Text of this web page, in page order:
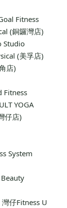
Fitness
(銅鑼灣店)
Studio
(美孚店)
店)
Fitness
YOGA
仔店)
System
灣仔Fitness U